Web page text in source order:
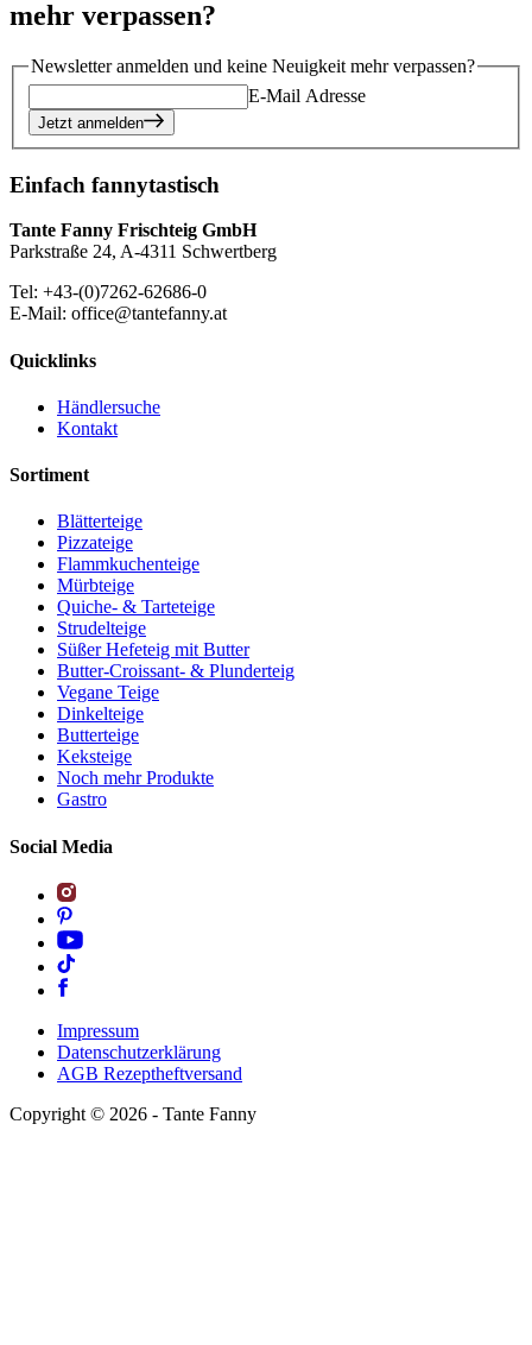
mehr verpassen?
Newsletter anmelden und keine Neuigkeit mehr verpassen?
E-Mail Adresse
Jetzt anmelden
Einfach fannytastisch
Tante Fanny Frischteig GmbH
Parkstraße 24, A-4311 Schwertberg
Tel: +43-(0)7262-62686-0
E-Mail: office@tantefanny.at
Quicklinks
Händlersuche
Kontakt
Sortiment
Blätterteige
Pizzateige
Flammkuchenteige
Mürbteige
Quiche- & Tarteteige
Strudelteige
Süßer Hefeteig mit Butter
Butter-Croissant- & Plunderteig
Vegane Teige
Dinkelteige
Butterteige
Keksteige
Noch mehr Produkte
Gastro
Social Media
Impressum
Datenschutzerklärung
AGB Rezeptheftversand
Copyright © 2026 - Tante Fanny